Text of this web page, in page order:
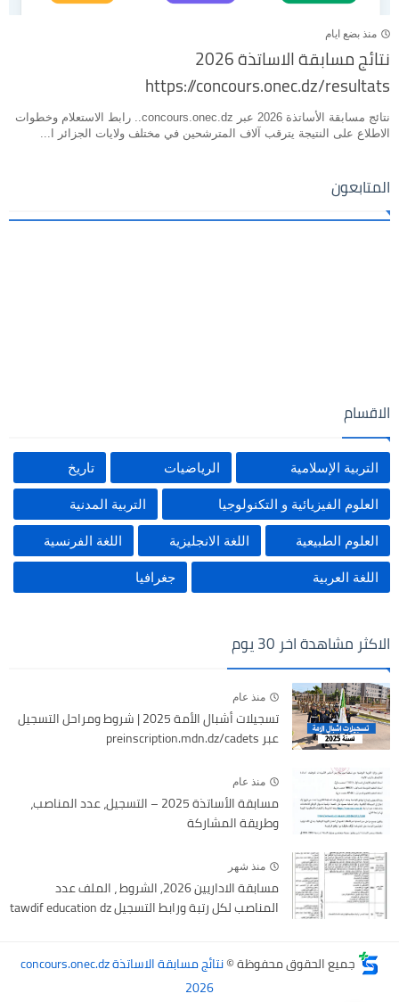
منذ بضع ايام
نتائج مسابقة الاساتذة 2026
https://concours.onec.dz/resultats
نتائج مسابقة الأساتذة 2026 عبر concours.onec.dz.. رابط الاستعلام وخطوات
الاطلاع على النتيجة يترقب آلاف المترشحين في مختلف ولايات الجزائر ا...
المتابعون
الاقسام
التربية الإسلامية الرياضيات تاريخ
العلوم الفيزيائية و التكنولوجيا التربية المدنية
العلوم الطبيعية اللغة الانجليزية اللغة الفرنسية
اللغة العربية جغرافيا
الاكثر مشاهدة اخر 30 يوم
منذ عام
تسجيلات أشبال الأمة 2025 | شروط ومراحل التسجيل
عبر preinscription.mdn.dz/cadets
منذ عام
مسابقة الأساتذة 2025 – التسجيل، عدد المناصب،
وطريقة المشاركة
منذ شهر
مسابقة الاداريين 2026, الشروط ، الملف عدد
المناصب لكل رتبة ورابط التسجيل tawdif education dz
جميع الحقوق محفوظة ©
نتائج مسابقة الاساتذة concours.onec.dz
2026